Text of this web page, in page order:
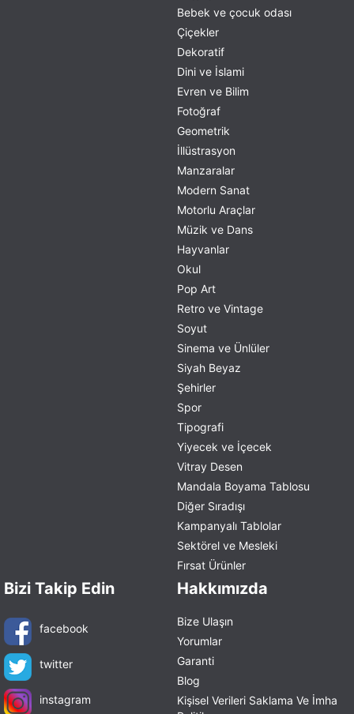
Bebek ve çocuk odası
Çiçekler
Dekoratif
Dini ve İslami
Evren ve Bilim
Fotoğraf
Geometrik
İllüstrasyon
Manzaralar
Modern Sanat
Motorlu Araçlar
Müzik ve Dans
Hayvanlar
Okul
Pop Art
Retro ve Vintage
Soyut
Sinema ve Ünlüler
Siyah Beyaz
Şehirler
Spor
Tipografi
Yiyecek ve İçecek
Vitray Desen
Mandala Boyama Tablosu
Diğer Sıradışı
Kampanyalı Tablolar
Sektörel ve Mesleki
Fırsat Ürünler
Bizi Takip Edin
facebook
twitter
instagram
Hakkımızda
Bize Ulaşın
Yorumlar
Garanti
Blog
Kişisel Verileri Saklama Ve İmha